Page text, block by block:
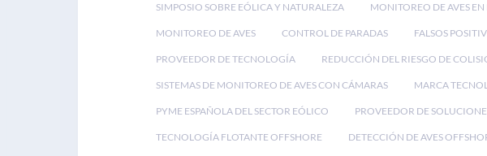
SIMPOSIO SOBRE EÓLICA Y NATURALEZA MONITOREO DE AVES EN
MONITOREO DE AVES CONTROL DE PARADAS FALSOS
PROVEEDOR DE TECNOLOGÍA REDUCCIÓN DEL RIESGO DE
SISTEMAS DE MONITOREO DE AVES CON CÁMARAS MARCA
PYME ESPAÑOLA DEL SECTOR EÓLICO PROVEEDOR DE
TECNOLOGÍA FLOTANTE OFFSHORE DETECCIÓN DE AVES